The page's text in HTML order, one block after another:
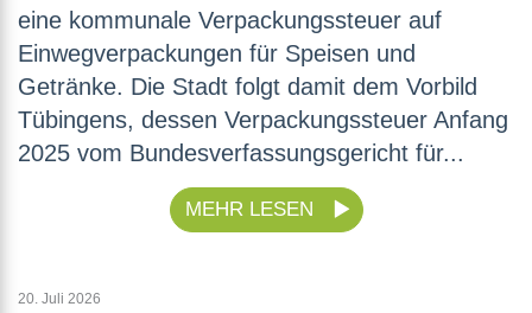
eine kommunale Verpackungssteuer auf
Einwegverpackungen für Speisen und
Getränke. Die Stadt folgt damit dem Vorbild
Tübingens, dessen Verpackungssteuer Anfang
2025 vom Bundesverfassungsgericht für...
MEHR LESEN
20. Juli 2026